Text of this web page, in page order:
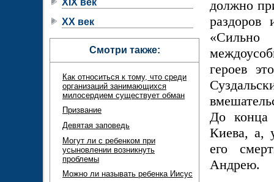
должно
раздоров
героев
До конца
Киева, а,
его
Андрею.
XIX век
XX век
Смотри также:
Как относиться к тому, что среди
организаций занимающихся
милосердием существует обман
Призвание
Девятая заповедь
Могут ли с ребенком при
усыновлении возникнуть
проблемы
Можно ли называть ребенка Иисус